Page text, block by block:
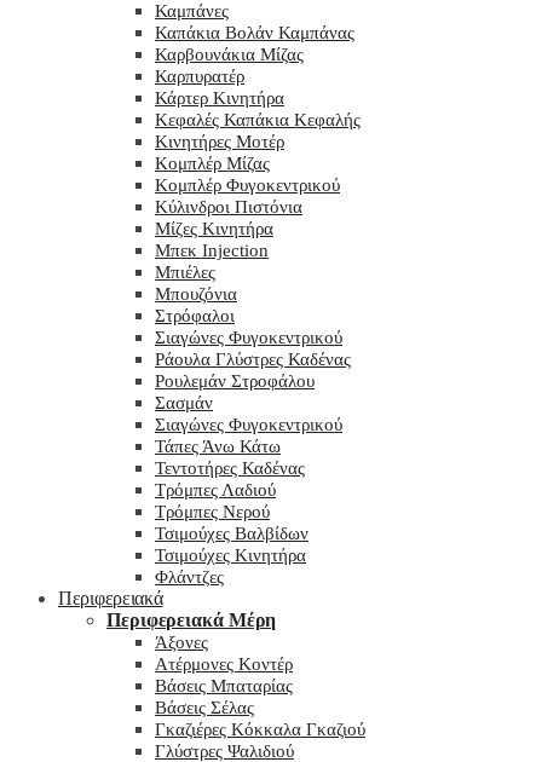
Καμπάνες
Καπάκια Βολάν Καμπάνας
Καρβουνάκια Μίζας
Καρπυρατέρ
Κάρτερ Κινητήρα
Κεφαλές Καπάκια Κεφαλής
Κινητήρες Μοτέρ
Κομπλέρ Μίζας
Κομπλέρ Φυγοκεντρικού
Κύλινδροι Πιστόνια
Μίζες Κινητήρα
Μπεκ Injection
Μπιέλες
Μπουζόνια
Στρόφαλοι
Σιαγώνες Φυγοκεντρικού
Ράουλα Γλύστρες Καδένας
Ρουλεμάν Στροφάλου
Σασμάν
Σιαγώνες Φυγοκεντρικού
Τάπες Άνω Κάτω
Τεντοτήρες Καδένας
Τρόμπες Λαδιού
Τρόμπες Νερού
Τσιμούχες Βαλβίδων
Τσιμούχες Κινητήρα
Φλάντζες
Περιφερειακά
Περιφερειακά Μέρη
Άξονες
Ατέρμονες Κοντέρ
Βάσεις Μπαταρίας
Βάσεις Σέλας
Γκαζιέρες Κόκκαλα Γκαζιού
Γλύστρες Ψαλιδιού